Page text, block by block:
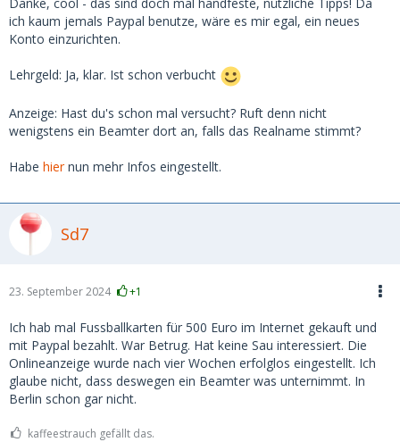
Studierendenvertretung. Ich könnte natürlich versuchen, sie
über die Uni zu kontaktieren und sie so wissen zu lassen,
bekommen - aber das ist wohl riskant wegen ner
Verleumdungs-Gegenklage und ich müsste wohl - wenn
schon - den sauberen Weg über eine Anzeige gehen. Ihre
Profilbilder schlugen in der Reverse-Image-Suche nicht an
und stimmten mit der Person überein, die ich im Videochat
sah. Verdächtig ist allenfalls, dass unter ihrem Namen (sie
behauptete, demnächst ihren Master zu machen) keinerlei
Publikationen oder Assistenztätigkeiten zu ergoogeln waren
und auch kein sinnvolles Linkedin-Profil sichtbar war (nur
ein sehr leeres).
weg) vor ihrem Semesterbeginn nächste Woche. Sie wolle in
meiner Gegend ohnehin noch Freunde besuchen, ob ich ihr
denn beim Ticket und Hotel ein wenig finanziell helfen
könne, sonst wolle sie nichts. Natürlich läuten da alle
Alarmglocken betreffend "Vorschussbetrug" - aber sie
machte das sehr perfid: Sie gab vor, DB-Tickets für die
Anreise zu kaufen.
ich kaum jemals Paypal benutze, wäre es mir egal, ein neues
Konto einzurichten.
Lehrgeld: Ja, klar. Ist schon verbucht
Anzeige: Hast du's schon mal versucht? Ruft denn nicht
wenigstens ein Beamter dort an, falls das Realname stimmt?
Habe hiernun mehr Infos eingestellt.
Sd7
23. September 2024 +1
Ich hab mal Fussballkarten für 500 Euro im Internet gekauft und
mit Paypal bezahlt. War Betrug. Hat keine Sau interessiert. Die
Onlineanzeige wurde nach vier Wochen erfolglos eingestellt. Ich
glaube nicht, dass deswegen ein Beamter was unternimmt. In
Berlin schon gar nicht.
kaffeestrauch gefällt das.